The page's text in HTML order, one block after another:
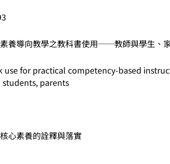
養導向教學之教科書使用──教師與學生、
use for practical competency-based
parents
心素養的詮釋與落實